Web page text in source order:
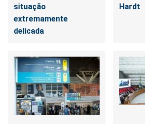
situação
extremamente
delicada
Hardt